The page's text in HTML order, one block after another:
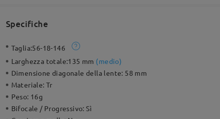
Specifiche
Taglia:56-18-146
Larghezza totale:135 mm (medio)
Dimensione diagonale della lente: 58 mm
Materiale:Tr
Peso: 16g
Bifocale / Progressivo:Sì